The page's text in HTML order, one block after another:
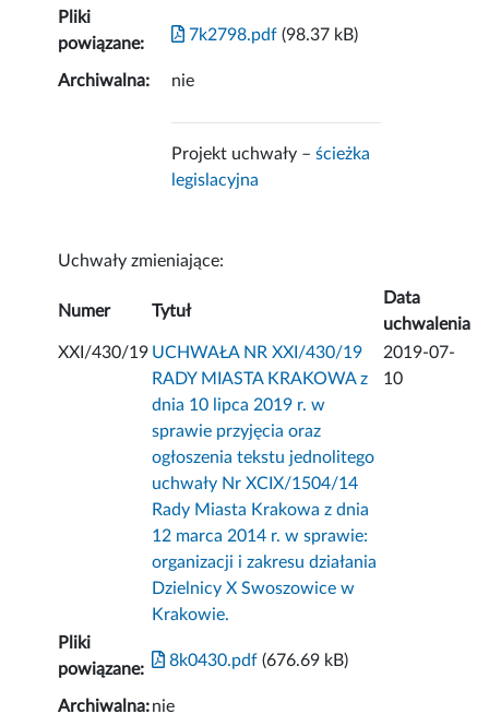
Pliki
powiązane:
7k2798.pdf (98.37 kB)
Archiwalna: nie
Projekt uchwały –ścieżka
legislacyjna
Uchwały zmieniające:
Numer Tytuł
Data
uchwalenia
XXI/430/19 UCHWAŁA NR XXI/430/19
RADY MIASTA KRAKOWA z
dnia 10 lipca 2019 r. w
sprawie przyjęcia oraz
ogłoszenia tekstu jednolitego
uchwały Nr XCIX/1504/14
Rady Miasta Krakowa z dnia
12 marca 2014 r. w sprawie:
organizacji i zakresu działania
Dzielnicy X Swoszowice w
Krakowie.
2019-07-
10
Pliki
powiązane:
8k0430.pdf (676.69 kB)
Archiwalna:nie